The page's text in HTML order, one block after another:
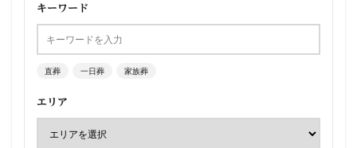
キーワード
直葬 一日葬 家族葬
エリア